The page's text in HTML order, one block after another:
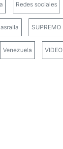
Redes sociales
SUPREMO
Venezuela VIDEO